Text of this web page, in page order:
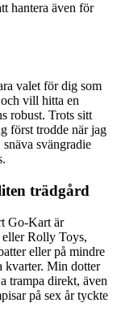
hantera även för
valet för dig som
vill hitta en
robust. Trots sitt
först trodde när jag
svängradie
trädgård
Go-Kart är
Rolly Toys,
eller på mindre
kvarter. Min dotter
trampa direkt, även
på sex år tyckte